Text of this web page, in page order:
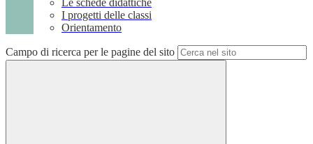
Le schede didattiche
I progetti delle classi
Orientamento
Campo di ricerca per le pagine del sito